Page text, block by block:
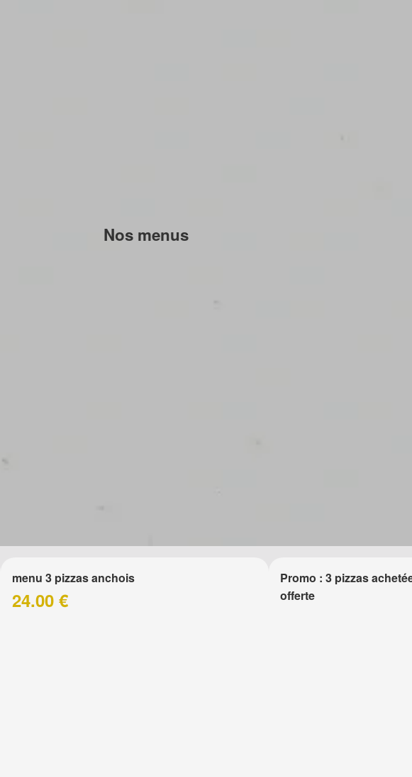
Nos menus
menu 3 pizzas anchois
24.00 €
Promo : 3 pizzas
offerte